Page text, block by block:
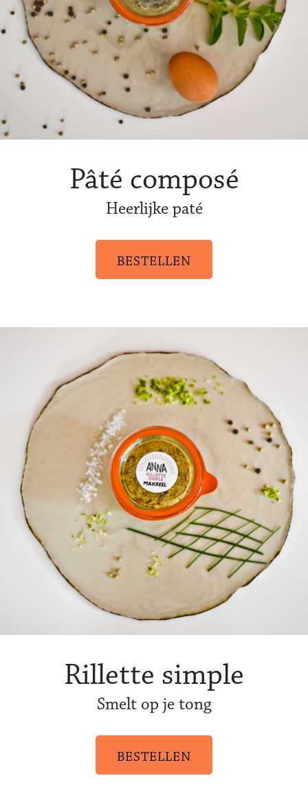
Pâté composé
Heerlijke paté
BESTELLEN
Rillette simple
Smelt op je tong
BESTELLEN